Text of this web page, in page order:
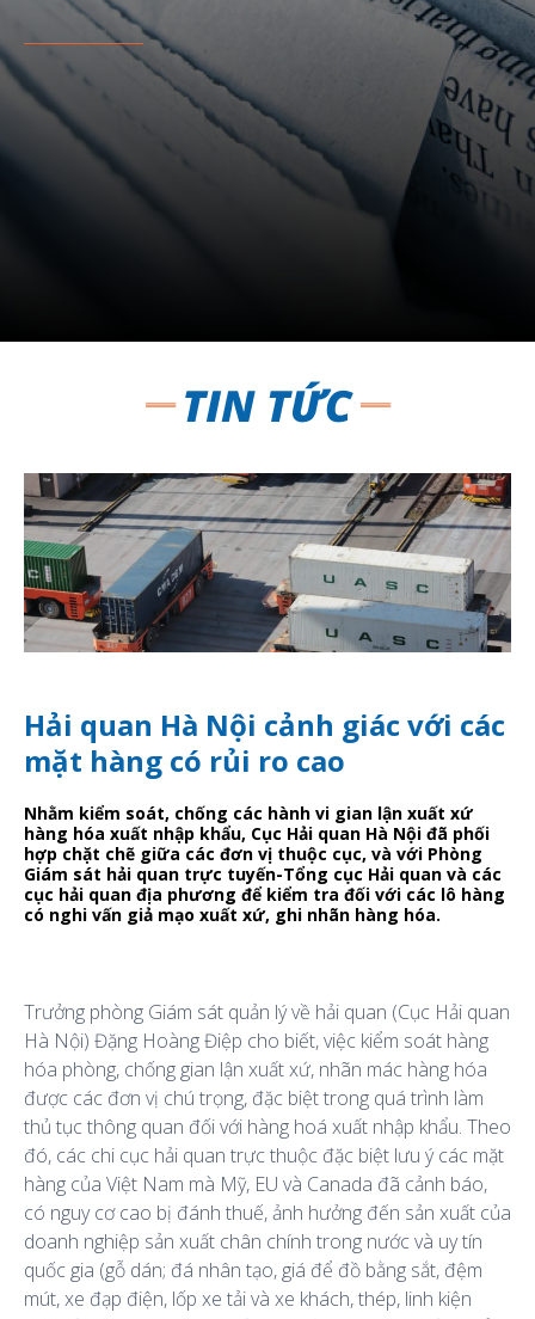
Hải quan Hà Nội cảnh giác với các
mặt hàng có rủi ro cao
Nhằm kiểm soát, chống các hành vi gian lận xuất xứ
hàng hóa xuất nhập khẩu, Cục Hải quan Hà Nội đã phối
hợp chặt chẽ giữa các đơn vị thuộc cục, và với Phòng
Giám sát hải quan trực tuyến-Tổng cục Hải quan và các
cục hải quan địa phương để kiểm tra đối với các lô hàng
có nghi vấn giả mạo xuất xứ, ghi nhãn hàng hóa.
Trưởng phòng Giám sát quản lý về hải quan (Cục Hải quan
Hà Nội) Đặng Hoàng Điệp cho biết, việc kiểm soát hàng
hóa phòng, chống gian lận xuất xứ, nhãn mác hàng hóa
được các đơn vị chú trọng, đặc biệt trong quá trình làm
thủ tục thông quan đối với hàng hoá xuất nhập khẩu. Theo
đó, các chi cục hải quan trực thuộc đặc biệt lưu ý các mặt
hàng của Việt Nam mà Mỹ, EU và Canada đã cảnh báo,
có nguy cơ cao bị đánh thuế, ảnh hưởng đến sản xuất của
doanh nghiệp sản xuất chân chính trong nước và uy tín
quốc gia (gỗ dán; đá nhân tạo, giá để đồ bằng sắt, đệm
mút, xe đạp điện, lốp xe tải và xe khách, thép, linh kiện